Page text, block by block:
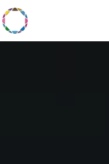
Panneau de gestion des cookies